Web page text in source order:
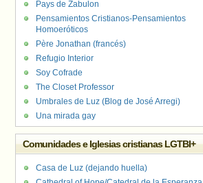
Pays de Zabulon
Pensamientos Cristianos-Pensamientos
Homoeróticos
Père Jonathan (francés)
Refugio Interior
Soy Cofrade
The Closet Professor
Umbrales de Luz (Blog de José Arregi)
Una mirada gay
Comunidades e Iglesias cristianas LGTBI+
Casa de Luz (dejando huella)